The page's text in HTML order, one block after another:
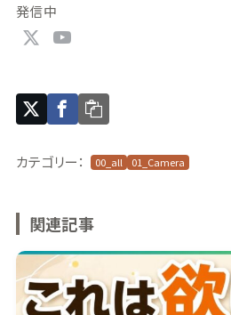
発信中
カテゴリー： 00_all 01_Camera
関連記事